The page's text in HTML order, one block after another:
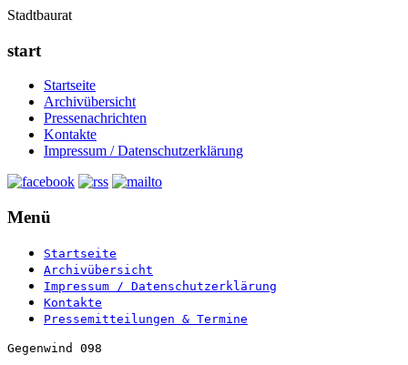
Stadtbaurat
start
Startseite
Archivübersicht
Pressenachrichten
Kontakte
Impressum / Datenschutzerklärung
Menü
Startseite
Archivübersicht
Impressum / Datenschutzerklärung
Kontakte
Pressemitteilungen & Termine
Gegenwind 098